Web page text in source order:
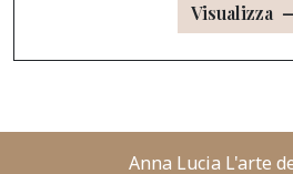
Visualizza
Anna Lucia L'arte